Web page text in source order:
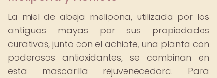
La miel de abeja melipona, utilizada por los
antiguos mayas por sus propiedades
curativas, junto con el achiote, una planta con
poderosos antioxidantes, se combinan en
esta mascarilla rejuvenecedora. Para